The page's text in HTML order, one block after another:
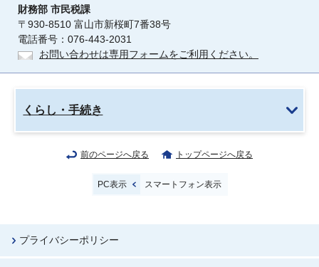
財務部 市民税課
〒930-8510 富山市新桜町7番38号
電話番号：076-443-2031
お問い合わせは専用フォームをご利用ください。
くらし・手続き
前のページへ戻る トップページへ戻る
PC表示 スマートフォン表示
プライバシーポリシー